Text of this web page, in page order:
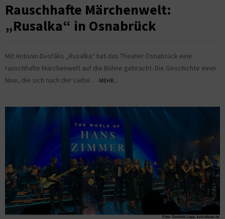
Rauschhafte Märchenwelt:
„Rusalka“ in Osnabrück
Mit Antonin Dvořáks „Rusalka“ hat das Theater Osnabrück eine
rauschhafte Märchenwelt auf die Bühne gebracht. Die Geschichte einer
Nixe, die sich nach der Liebe...
MEHR...